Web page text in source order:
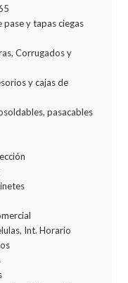
y tapas ciegas
Corrugados y
y cajas de
pasacables
Int. Horario